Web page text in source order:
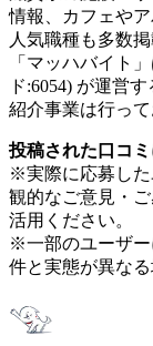
情報、カフェや
人気職種も多数掲
「マッハバイト
ド:6054) が運営
紹介事業は行って
投稿された口コ
※実際に応募した
観的なご意見・
活用ください。
※一部のユーザー
件と実態が異なる